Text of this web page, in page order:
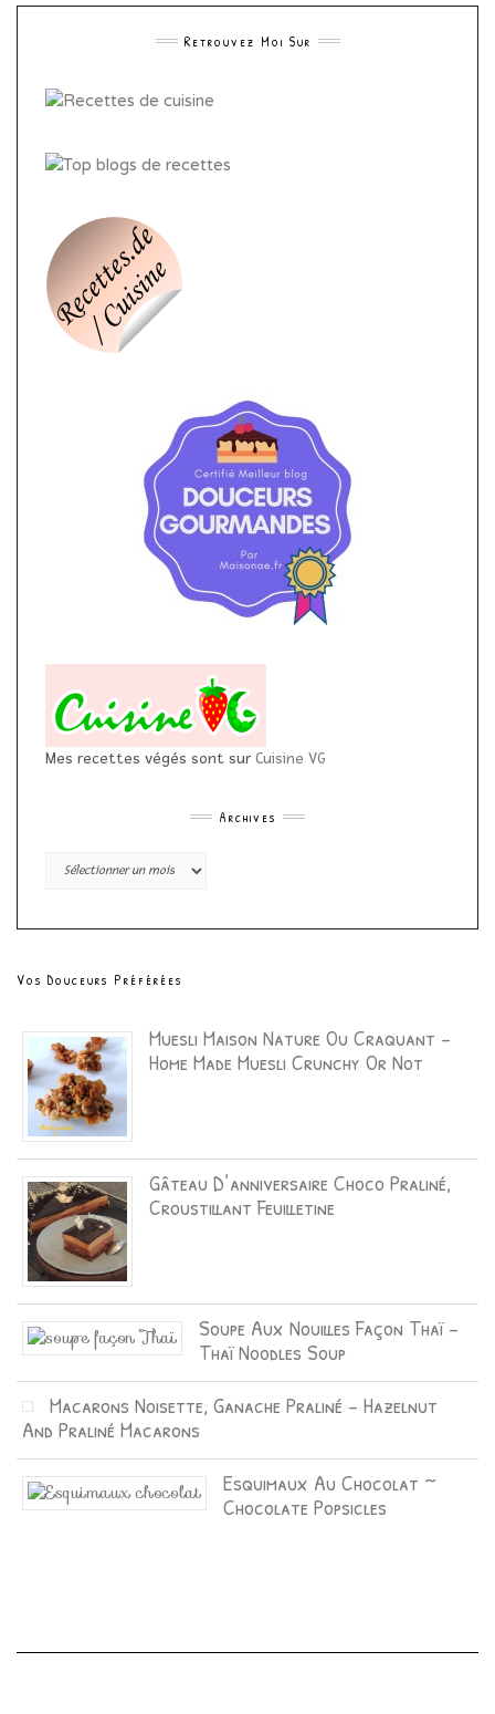
Retrouvez Moi Sur
Mes recettes végés sont sur Cuisine VG
Archives
Archives
Vos Douceurs Préférées
Muesli Maison Nature Ou Craquant –
Home Made Muesli Crunchy Or Not
Gâteau D’anniversaire Choco Praliné,
Croustillant Feuilletine
Soupe Aux Nouilles Façon Thaï –
Thaï Noodles Soup
Macarons Noisette, Ganache Praliné – Hazelnut
And Praliné Macarons
Esquimaux Au Chocolat ~
Chocolate Popsicles